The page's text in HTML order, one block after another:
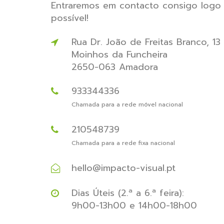
Entraremos em contacto consigo
possível!
Rua Dr. João de Freitas Branco, 13
Moinhos da Funcheira
2650-063 Amadora
933344336
Chamada para a rede móvel nacional
210548739
Chamada para a rede fixa nacional
hello@impacto-visual.pt
Dias Úteis (2.ª a 6.ª feira):
9h00-13h00 e 14h00-18h00